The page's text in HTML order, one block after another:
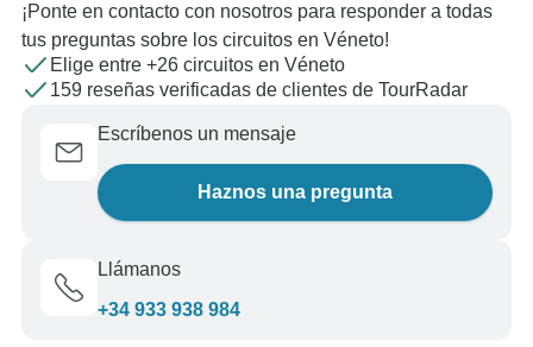
¡Ponte en contacto con nosotros para responder a todas
tus preguntas sobre los circuitos en Véneto!
Elige entre +26 circuitos en Véneto
159 reseñas verificadas de clientes de TourRadar
Escríbenos un mensaje
Haznos una pregunta
Llámanos
+34 933 938 984